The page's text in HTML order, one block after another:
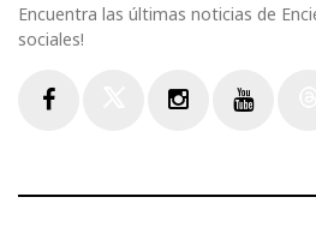
Encuentra las últimas noticias de
sociales!